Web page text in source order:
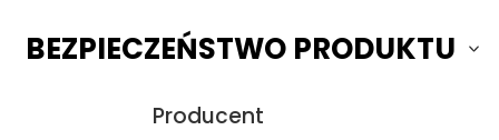
BEZPIECZEŃSTWO PRODUKTU
Producent